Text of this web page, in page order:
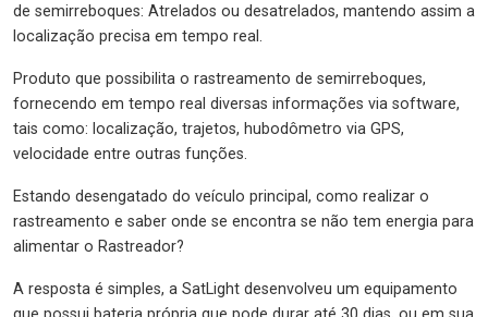
de semirreboques: Atrelados ou desatrelados, mantendo assim a
localização precisa em tempo real.
Produto que possibilita o rastreamento de semirreboques,
fornecendo em tempo real diversas informações via software,
tais como: localização, trajetos, hubodômetro via GPS,
velocidade entre outras funções.
Estando desengatado do veículo principal, como realizar o
rastreamento e saber onde se encontra se não tem energia para
alimentar o Rastreador?
A resposta é simples, a SatLight desenvolveu um equipamento